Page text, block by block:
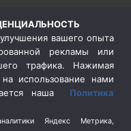
вашего опыта
рекламы или
трафика. Нажимая
использование нами
наша Политика
Яндекс Метрика,